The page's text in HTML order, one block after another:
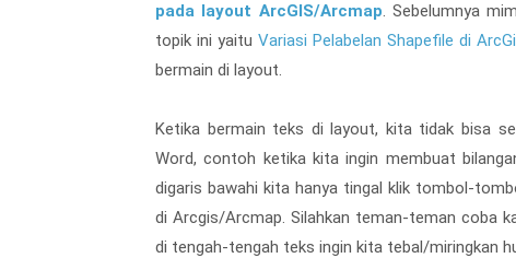
pada layout ArcGIS/Arcmap. Sebelumnya
topik ini yaitu Variasi Pelabelan Shapefile di
bermain di layout.
Ketika bermain teks di layout, kita tidak bisa
Word, contoh ketika kita ingin membuat
digaris bawahi kita hanya tingal klik tombol-
di Arcgis/Arcmap. Silahkan teman-teman coba
di tengah-tengah teks ingin kita tebal/miringkan